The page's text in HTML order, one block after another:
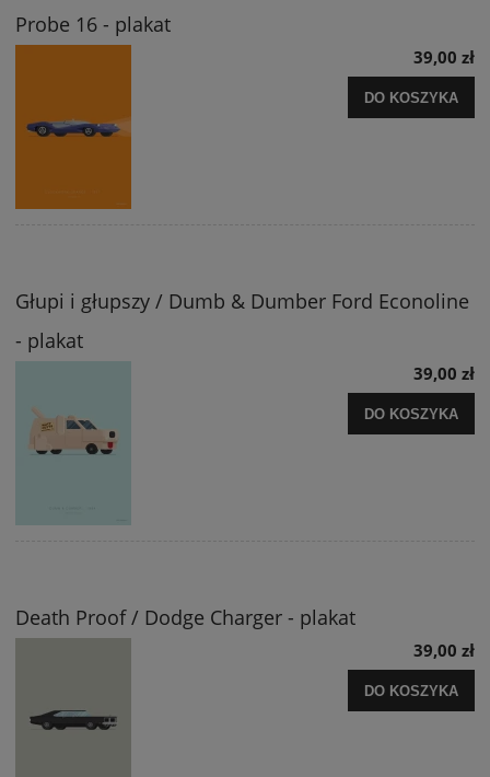
Probe 16 - plakat
39,00 zł
DO KOSZYKA
Głupi i głupszy / Dumb & Dumber Ford Econoline
- plakat
39,00 zł
DO KOSZYKA
Death Proof / Dodge Charger - plakat
39,00 zł
DO KOSZYKA